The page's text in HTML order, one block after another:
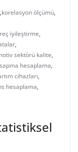
,korelasyon ölçümü,
iyileştirme,
,
sektörü kalite,
hesaplama,
cihazları,
hesaplama,